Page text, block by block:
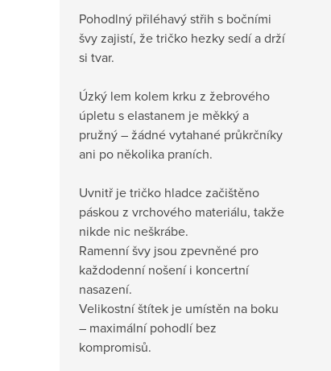
Pohodlný přiléhavý střih s bočními
švy zajistí, že tričko hezky sedí a drží
si tvar.
Úzký lem kolem krku z žebrového
úpletu s elastanem je měkký a
pružný – žádné vytahané průkrčníky
ani po několika praních.
Uvnitř je tričko hladce začištěno
páskou z vrchového materiálu, takže
nikde nic neškrábe.
Ramenní švy jsou zpevněné pro
každodenní nošení i koncertní
nasazení.
Velikostní štítek je umístěn na boku
– maximální pohodlí bez
kompromisů.